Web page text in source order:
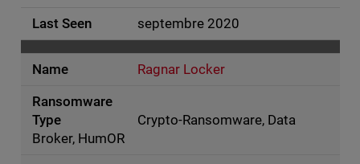
septembre 2020
Ragnar Locker
Crypto-Ransomware, Data
Broker, HumOR